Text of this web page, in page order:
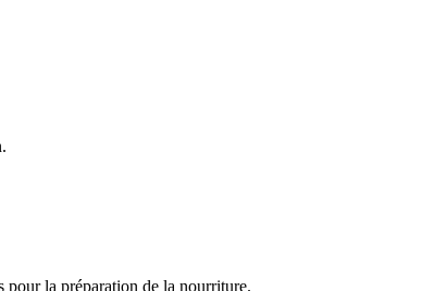
pour la préparation de la nourriture.